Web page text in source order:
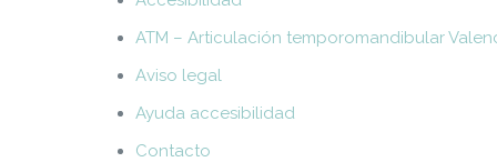
ATM – Articulación temporomandibular
Aviso legal
Ayuda accesibilidad
Contacto